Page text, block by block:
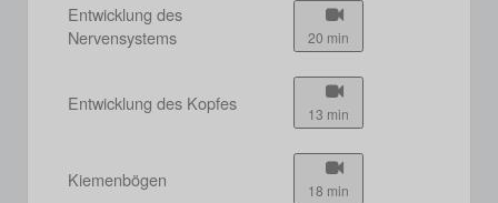
Entwicklung des
Nervensystems
20 min
Entwicklung des Kopfes 13 min
Kiemenbögen 18 min